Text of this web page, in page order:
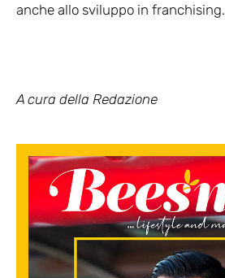
anche allo sviluppo in franchising.
A cura della Redazione